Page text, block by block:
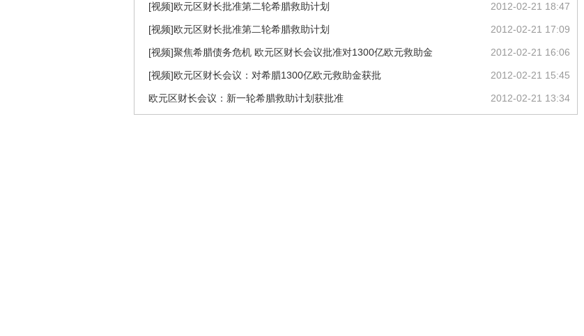
2012-02-21 18:47
[视频]欧元区财长批准第二轮希腊救助计划
2012-02-21 17:09
[视频]欧元区财长批准第二轮希腊救助计划
2012-02-21 16:06
[视频]聚焦希腊债务危机 欧元区财长会议批准对1300亿欧元救助金
2012-02-21 15:45
[视频]欧元区财长会议：对希腊1300亿欧元救助金获批
2012-02-21 13:34
欧元区财长会议：新一轮希腊救助计划获批准